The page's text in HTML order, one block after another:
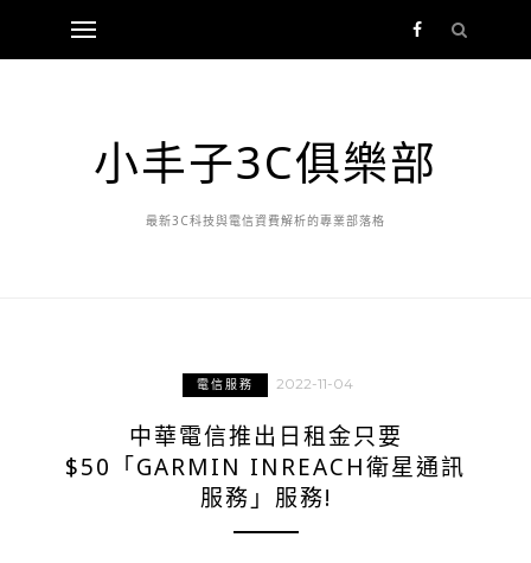
小丰子3C俱樂部
最新3C科技與電信資費解析的專業部落格
電信服務 2022-11-04
中華電信推出日租金只要
$50「GARMIN INREACH衛星通訊
服務」服務!